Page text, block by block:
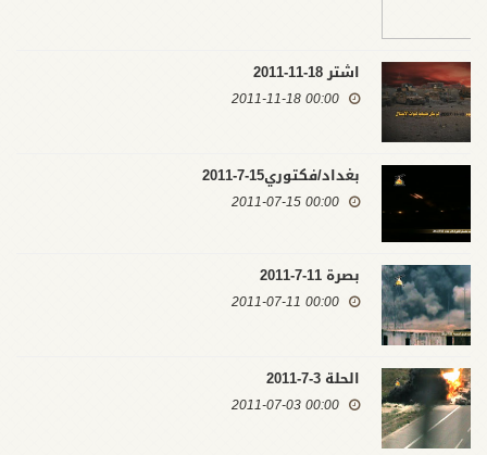
اشتر 18-11-2011
00:00 2011-11-18
بغداد/فكتوري15-7-2011
00:00 2011-07-15
بصرة 11-7-2011
00:00 2011-07-11
الحلة 3-7-2011
00:00 2011-07-03